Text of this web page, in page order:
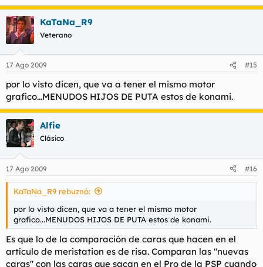
asfixiante para el rival hasta en un juego.
No nos quisieron decir nada más sobre el tema de las licencias
de los equipos, pero contaremos con la Champions League al
completo.
Dentro de pocos meses tendremos la oportunidad de catar el
juego en su versión completa, que además contará con la
narración en español de Carlos Martínez (el del Plus) y Maldini
en los comentarios. Será entonces cuando podamos decidir y
comprobar si finalmente todo esto se lleva a la realidad o se
queda, otra vez, en agua de borrajas. Aunque todo hace indicar
que no será así y ‘PES 2010’ volverá a ocupar el trono que se
merece.
KaTaNa_R9
Veterano
17 Ago 2009 #15
por lo visto dicen, que va a tener el mismo motor
grafico...MENUDOS HIJOS DE PUTA estos de konami.
Alfie
Clásico
17 Ago 2009 #16
KaTaNa_R9 rebuznó:
por lo visto dicen, que va a tener el mismo motor
grafico...MENUDOS HIJOS DE PUTA estos de konami.
Es que lo de la comparación de caras que hacen en el
artículo de meristation es de risa. Comparan las "nuevas
caras" con las caras que sacan en el Pro de la PSP cuando